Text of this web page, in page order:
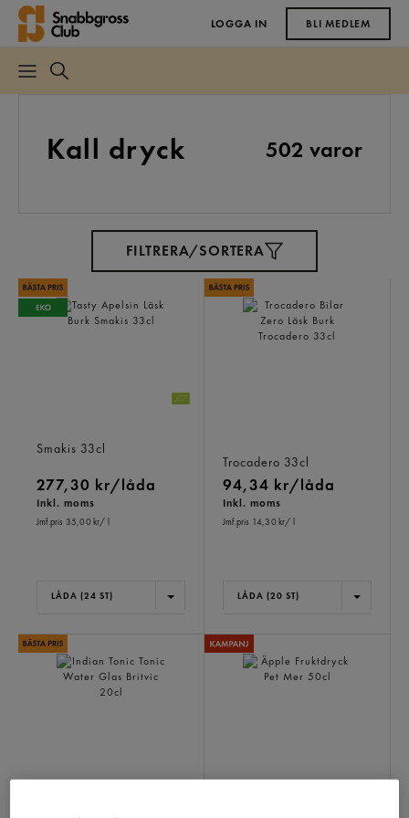
LOGGA IN BLI MEDLEM
Kall dryck 502 varor
FILTRERA/SORTERA
Smakis 33cl
277,30 kr/låda
Inkl. moms
Jmf.pris 35,00 kr/ l
LÅDA (24 ST)
Trocadero 33cl
94,34 kr/låda
Inkl. moms
Jmf.pris 14,30 kr/ l
LÅDA (20 ST)